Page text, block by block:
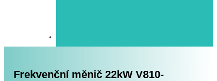
Frekvenční měnič 22kW V810-